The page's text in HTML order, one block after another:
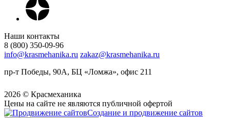
Наши контакты
8 (800) 350-09-96
info@krasmehanika.ru zakaz@krasmehanika.ru
пр-т Победы, 90А, БЦ «Ломжа», офис 211
2026 © Красмеханика
Цены на сайте не являются публичной офертой
Создание и продвижение сайтов